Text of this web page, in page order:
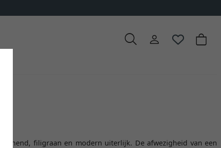
filigraan en modern uiterlijk. De afwezigheid van een